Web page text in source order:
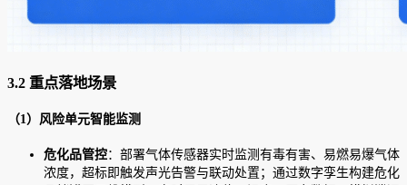
3.2 重点落地场景
（1）风险单元智能监测
危化品管控：部署气体传感器实时监测有毒有害、易燃易爆气体
浓度，超标即触发声光告警与联动处置；通过数字孪生构建危化